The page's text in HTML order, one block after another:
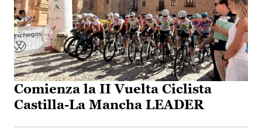
Comienza la II Vuelta Ciclista
Castilla-La Mancha LEADER